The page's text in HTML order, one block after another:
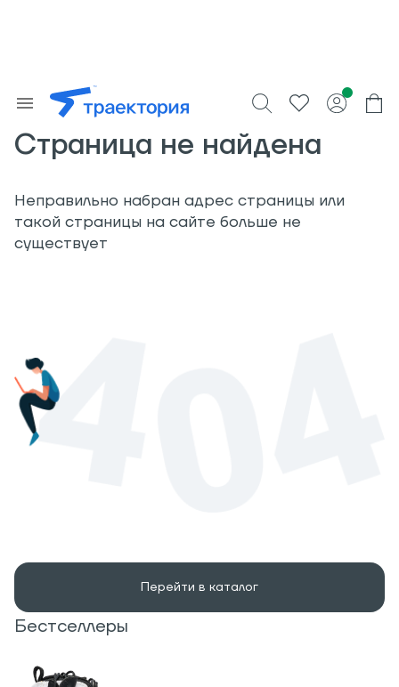
Страница не найдена
Неправильно набран адрес страницы или
такой страницы на сайте больше не
существует
Перейти в каталог
Бестселлеры